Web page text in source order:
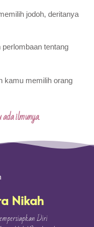
jodoh, deritanya
tentang
kamu memilih orang
ilmunya.
Nikah
Diri